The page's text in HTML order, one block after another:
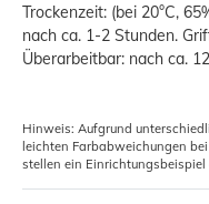
Trockenzeit: (bei 20°C,
nach ca. 1-2 Stunden.
Überarbeitbar: nach ca.
Hinweis: Aufgrund
leichten Farbabweichungen
stellen ein